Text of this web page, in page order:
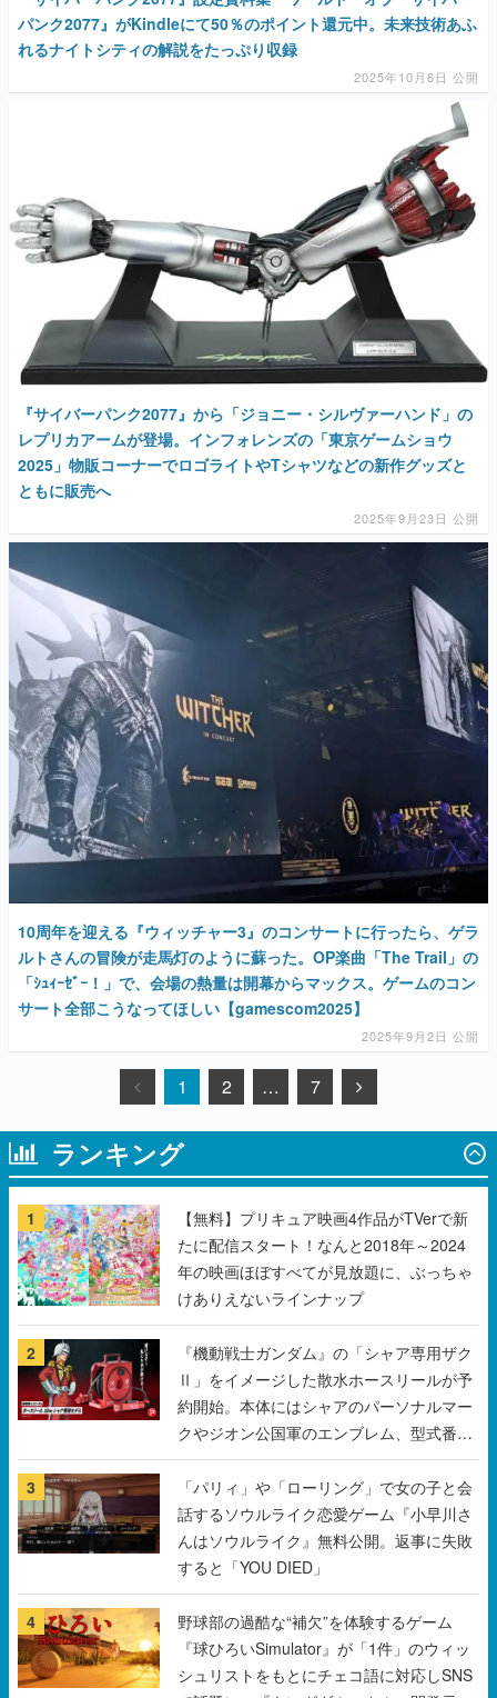
パンク2077』がKindleにて50％のポイント還元中。未来技術あふ
れるナイトシティの解説をたっぷり収録
2025年10月6日 公開
『サイバーパンク2077』から「ジョニー・シルヴァーハンド」の
レプリカアームが登場。インフォレンズの「東京ゲームショウ
2025」物販コーナーでロゴライトやTシャツなどの新作グッズと
ともに販売へ
2025年9月23日 公開
10周年を迎える『ウィッチャー3』のコンサートに行ったら、ゲラ
ルトさんの冒険が走馬灯のように蘇った。OP楽曲「The Trail」の
「ｼｭｨｰｾﾞｰ！」で、会場の熱量は開幕からマックス。ゲームのコン
サート全部こうなってほしい【gamescom2025】
2025年9月2日 公開
1 2 … 7
ランキング
1
【無料】プリキュア映画4作品がTVerで新
たに配信スタート！なんと2018年～2024
年の映画ほぼすべてが見放題に、ぶっちゃ
けありえないラインナップ
2
『機動戦士ガンダム』の「シャア専用ザク
Ⅱ」をイメージした散水ホースリールが予
約開始。本体にはシャアのパーソナルマー
クやジオン公国軍のエンブレム、型式番号
などを配置
3
「パリィ」や「ローリング」で女の子と会
話するソウルライク恋愛ゲーム『小早川さ
んはソウルライク』無料公開。返事に失敗
すると「YOU DIED」
4
野球部の過酷な“補欠”を体験するゲーム
『球ひろいSimulator』が「1件」のウィッ
シュリストをもとにチェコ語に対応しSNS